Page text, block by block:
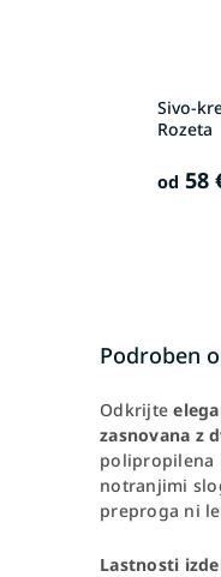
Sivo-
Rozeta
od 58
Podroben
Odkrijte
zasnovana z
polipropilena
notranjimi
preproga ni
Lastnosti